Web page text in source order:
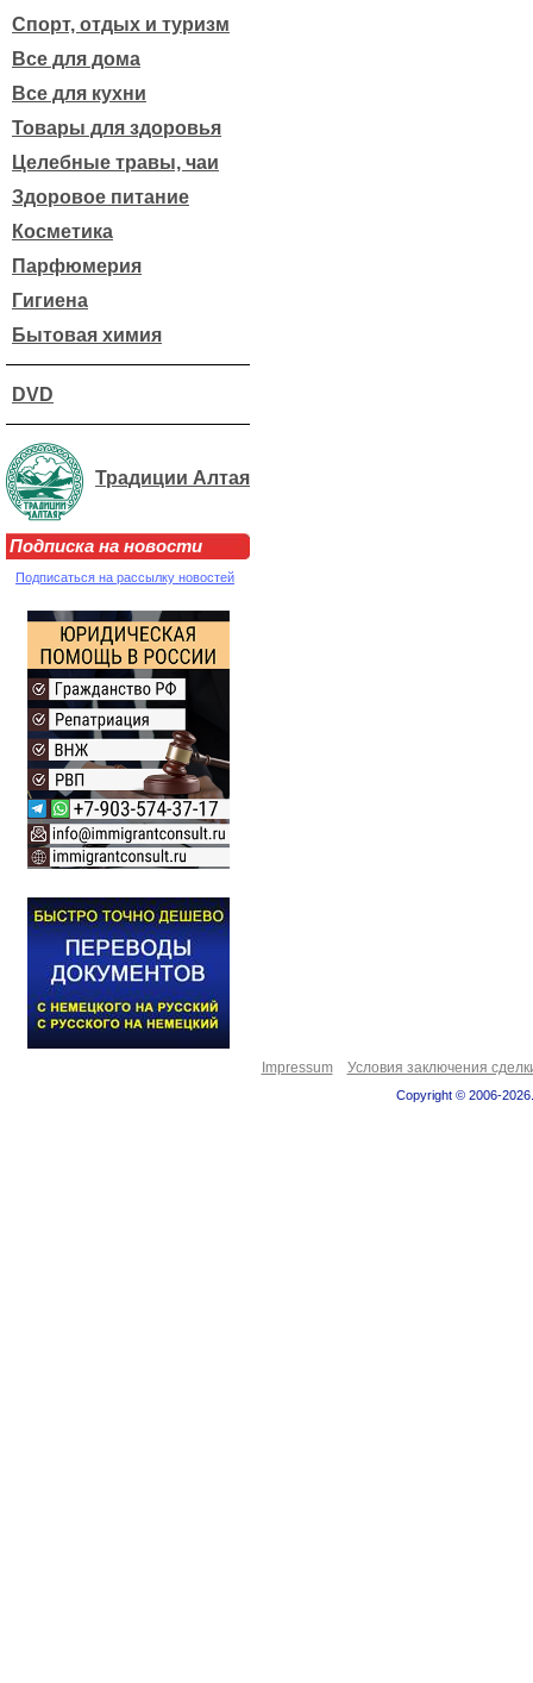
Спорт, отдых и туризм
Все для дома
Все для кухни
Товары для здоровья
Целебные травы, чаи
Здоровое питание
Косметика
Парфюмерия
Гигиена
Бытовая химия
DVD
Традиции Алтая
Подписка на новости
Подписаться на рассылку новостей
Impressum Условия заключения
Copyright © 2006-